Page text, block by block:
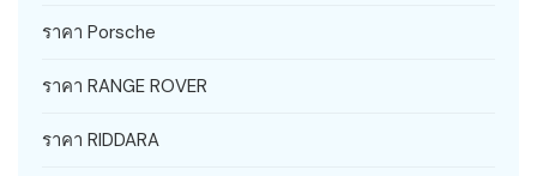
ราคา Porsche
ราคา RANGE ROVER
ราคา RIDDARA